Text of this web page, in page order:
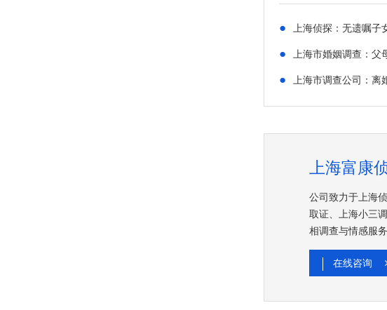
● 上海侦探：无遗嘱子
● 上海市婚姻调查：
● 上海市调查公司：
上海富康
公司致力于上海
取证、上海小三
相调查与情感服务
在线咨询